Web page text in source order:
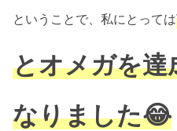
ということで、私にとっては
とオメガを達
なりました😂